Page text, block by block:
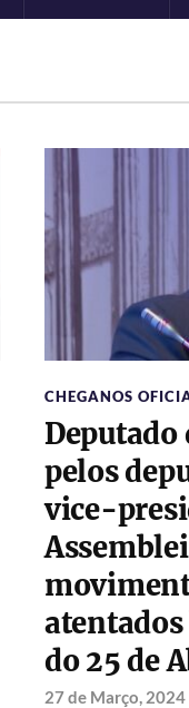
CHEGANOS
Deputado
pelos
vice-
do 25 de
27 de Março, 2024